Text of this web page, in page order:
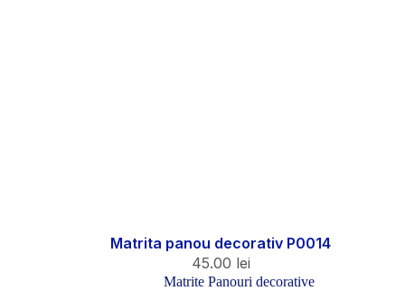
Matrita panou decorativ P0014
45.00 lei
Matrite Panouri decorative